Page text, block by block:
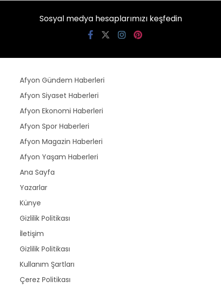
Sosyal medya hesaplarımızı keşfedin
Afyon Gündem Haberleri
Afyon Siyaset Haberleri
Afyon Ekonomi Haberleri
Afyon Spor Haberleri
Afyon Magazin Haberleri
Afyon Yaşam Haberleri
Ana Sayfa
Yazarlar
Künye
Gizlilik Politikası
İletişim
Gizlilik Politikası
Kullanım Şartları
Çerez Politikası